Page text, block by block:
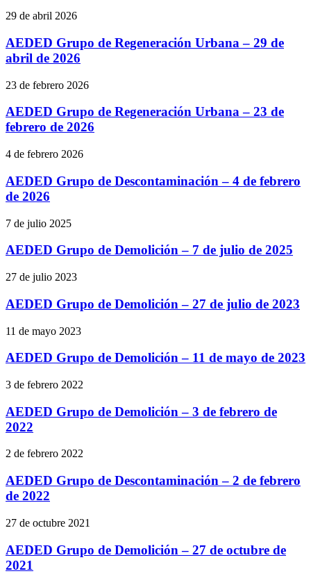
29 de abril 2026
AEDED Grupo de Regeneración Urbana – 29 de
abril de 2026
23 de febrero 2026
AEDED Grupo de Regeneración Urbana – 23 de
febrero de 2026
4 de febrero 2026
AEDED Grupo de Descontaminación – 4 de febrero
de 2026
7 de julio 2025
AEDED Grupo de Demolición – 7 de julio de 2025
27 de julio 2023
AEDED Grupo de Demolición – 27 de julio de 2023
11 de mayo 2023
AEDED Grupo de Demolición – 11 de mayo de 2023
3 de febrero 2022
AEDED Grupo de Demolición – 3 de febrero de
2022
2 de febrero 2022
AEDED Grupo de Descontaminación – 2 de febrero
de 2022
27 de octubre 2021
AEDED Grupo de Demolición – 27 de octubre de
2021